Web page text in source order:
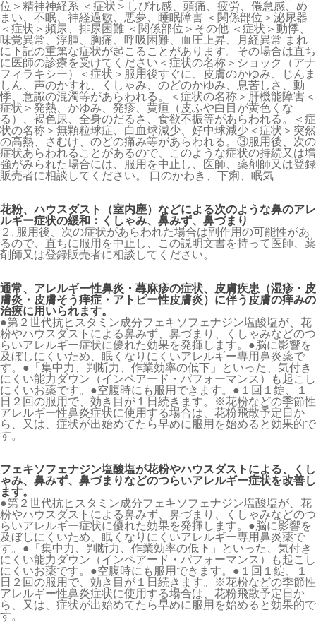
位＞精神神経系 ＜症状＞しびれ感、頭痛、疲労、倦怠感、め
まい、不眠、神経過敏、悪夢、睡眠障害 ＜関係部位＞泌尿器
＜症状＞頻尿、排尿困難 ＜関係部位＞その他 ＜症状＞動悸、
味覚異常、浮腫、胸痛、呼吸困難、血圧上昇、月経異常 まれ
に下記の重篤な症状が起こることがあります。その場合は直ち
に医師の診療を受けてください＜症状の名称＞ショック（アナ
フィラキシー）＜症状＞服用後すぐに、皮膚のかゆみ、じんま
しん、声のかすれ、くしゃみ、のどのかゆみ、息苦しさ、動
悸、意識の混濁等があらわれる。＜症状の名称＞肝機能障害＜
症状＞発熱、かゆみ、発疹、黄疸（皮ふや白目が黄色くな
る）、褐色尿、全身のだるさ、食欲不振等があらわれる。＜症
状の名称＞無顆粒球症、白血球減少、好中球減少＜症状＞突然
の高熱、さむけ、のどの痛み等があらわれる。③服用後、次の
症状あらわれることがあるので、このような症状の持続又は増
強がみられた場合には、服用を中止し、医師、薬剤師又は登録
販売者に相談してください。 口のかわき、下痢、眠気
花粉、ハウスダスト（室内塵）などによる次のような鼻のアレ
ルギー症状の緩和：くしゃみ、鼻みず、鼻づまり
２. 服用後、次の症状があらわれた場合は副作用の可能性があ
るので、直ちに服用を中止し、この説明文書を持って医師、薬
剤師又は登録販売者に相談してください。
通常、アレルギー性鼻炎・蕁麻疹の症状、皮膚疾患（湿疹・皮
膚炎・皮膚そう痒症・アトピー性皮膚炎）に伴う皮膚の痒みの
治療に用いられます。
●第２世代抗ヒスタミン成分フェキソフェナジン塩酸塩が、花
粉やハウスダストによる鼻みず、鼻づまり、くしゃみなどのつ
らいアレルギー症状に優れた効果を発揮します。●脳に影響を
及ぼしにくいため、眠くなりにくいアレルギー専用鼻炎薬で
す。●「集中力、判断力、作業効率の低下」といった、気付き
にくい能力ダウン（インペアード・パフォーマンス）も起こし
にくいお薬です。●空腹時にも服用できます。●１回１錠、１
日２回の服用で、効き目が１日続きます。※花粉などの季節性
アレルギー性鼻炎症状に使用する場合は、花粉飛散予定日か
ら、又は、症状が出始めてたら早めに服用を始めると効果的で
す。
フェキソフェナジン塩酸塩が花粉やハウスダストによる、くし
ゃみ、鼻みず、鼻づまりなどのつらいアレルギー症状を改善し
ます。
●第２世代抗ヒスタミン成分フェキソフェナジン塩酸塩が、花
粉やハウスダストによる鼻みず、鼻づまり、くしゃみなどのつ
らいアレルギー症状に優れた効果を発揮します。●脳に影響を
及ぼしにくいため、眠くなりにくいアレルギー専用鼻炎薬で
す。●「集中力、判断力、作業効率の低下」といった、気付き
にくい能力ダウン（インペアード・パフォーマンス）も起こし
にくいお薬です。●空腹時にも服用できます。●１回１錠、１
日２回の服用で、効き目が１日続きます。※花粉などの季節性
アレルギー性鼻炎症状に使用する場合は、花粉飛散予定日か
ら、又は、症状が出始めてたら早めに服用を始めると効果的で
す。